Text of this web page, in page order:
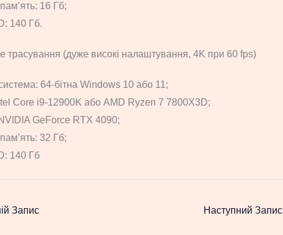
16 Гб;
140 Гб.
трасування (дуже високі налаштування, 4K при 60 fps)
64-бітна Windows 10 або 11;
Core i9-12900K або AMD Ryzen 7 7800X3D;
GeForce RTX 4090;
32 Гб;
140 Гб
Запис Наступний Запис